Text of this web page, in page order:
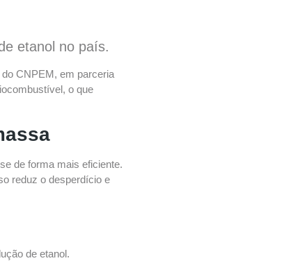
etanol no país.
CNPEM, em parceria
o que
de forma mais eficiente.
reduz o desperdício e
de etanol.